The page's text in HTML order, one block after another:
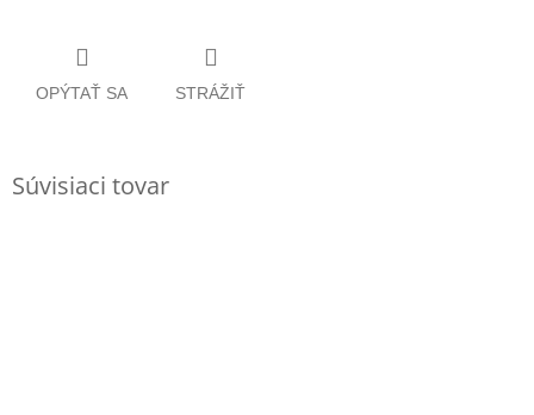
OPÝTAŤ SA STRÁŽIŤ
Súvisiaci tovar